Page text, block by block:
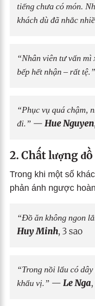
tiếng chưa có món.
khách dù đã nhắc
“Nhân viên tư vấn
bếp hết nhận – rất tệ.”
“Phục vụ quá chậm,
đi.” — Hue Nguyen
2. Chất lượng
Trong khi một số
phản ánh ngược
“Đồ ăn không ngon
Huy Minh, 3 sao
“Trong nồi lẩu có
khẩu vị.” — Le Nga